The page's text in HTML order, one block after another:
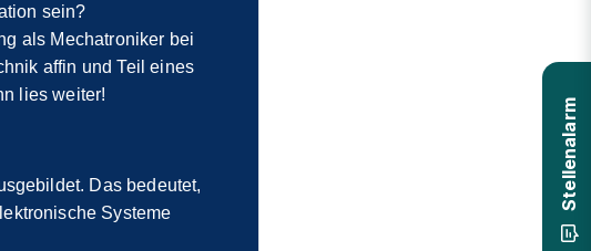
sein?
als Mechatroniker bei
affin und Teil eines
lies weiter!
Das bedeutet,
Systeme
Stellenalarm